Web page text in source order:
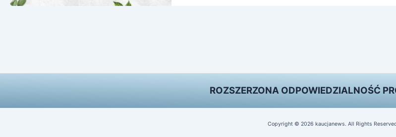
ROZSZERZONA ODPOWIEDZIALNOŚĆ
Copyright © 2026 kaucjanews. All Rights